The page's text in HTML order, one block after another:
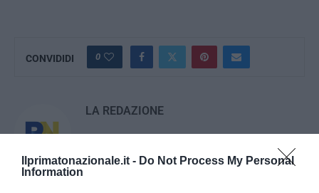
Ilprimatonazionale.it - Do Not Process My Personal
Information
CONVIDIDI 0
LA REDAZIONE